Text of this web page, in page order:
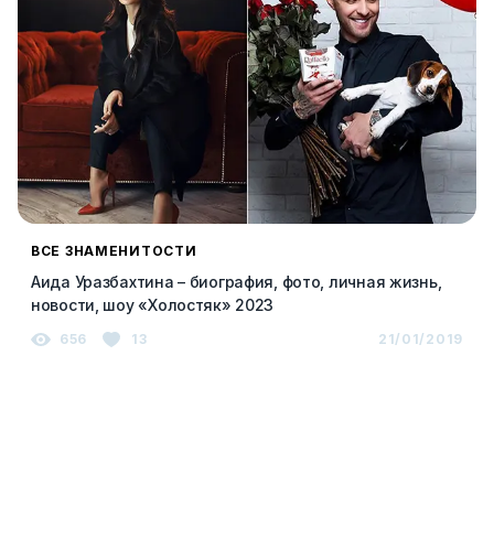
ВСЕ ЗНАМЕНИТОСТИ
Аида Уразбахтина – биография, фото, личная жизнь,
новости, шоу «Холостяк» 2023
656 13 21/01/2019